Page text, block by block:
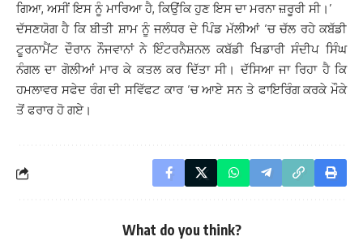
ਗਿਆ, ਅਸੀਂ ਇਸ ਨੂੰ ਮਾਰਿਆ ਹੈ, ਕਿਉਂਕਿ ਹੁਣ ਇਸ ਦਾ ਮਰਨਾ ਜ਼ਰੂਰੀ ਸੀ।’
ਦੱਸਣਯੋਗ ਹੈ ਕਿ ਬੀਤੀ ਸ਼ਾਮ ਨੂੰ ਜਲੰਧਰ ਦੇ ਪਿੰਡ ਮੱਲੀਆਂ ‘ਚ ਚੱਲ ਰਹੇ ਕਬੱਡੀ
ਟੂਰਨਾਮੈਂਟ ਦੌਰਾਨ ਨੌਜਵਾਨਾਂ ਨੇ ਇੰਟਰਨੈਸ਼ਨਲ ਕਬੱਡੀ ਖਿਡਾਰੀ ਸੰਦੀਪ ਸਿੰਘ
ਨੰਗਲ ਦਾ ਗੋਲੀਆਂ ਮਾਰ ਕੇ ਕਤਲ ਕਰ ਦਿੱਤਾ ਸੀ। ਦੱਸਿਆ ਜਾ ਰਿਹਾ ਹੈ ਕਿ
ਹਮਲਾਵਰ ਸਫੇਦ ਰੰਗ ਦੀ ਸਵਿੱਫਟ ਕਾਰ ‘ਚ ਆਏ ਸਨ ਤੇ ਫਾਇਰਿੰਗ ਕਰਕੇ ਮੌਕੇ
ਤੋਂ ਫਰਾਰ ਹੋ ਗਏ।
What do you think?